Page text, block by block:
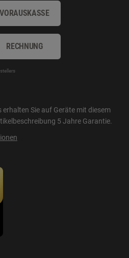
VORAUSKASSE
RECHNUNG
erhalten Sie auf Geräte mit diesem
5 Jahre Garantie.